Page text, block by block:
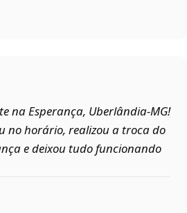
na Esperança, Uberlândia‑MG!
no horário, realizou a troca do
e deixou tudo funcionando